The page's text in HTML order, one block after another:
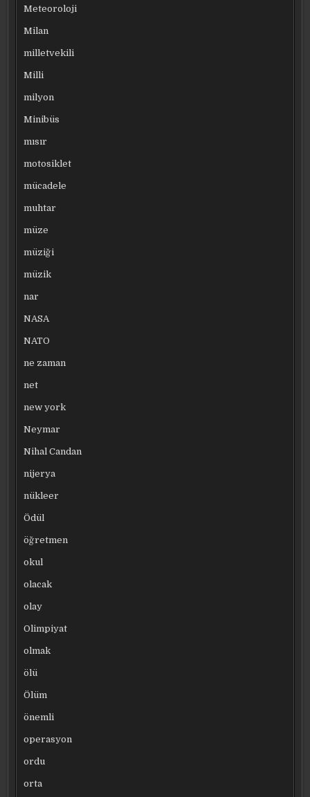
Meteoroloji
Milan
milletvekili
Milli
milyon
Minibüs
mısır
motosiklet
mücadele
muhtar
müze
müziği
müzik
nar
NASA
NATO
ne zaman
net
new york
Neymar
Nihal Candan
nijerya
nükleer
Ödül
öğretmen
okul
olacak
olay
Olimpiyat
olmak
ölü
Ölüm
önemli
operasyon
ordu
orta